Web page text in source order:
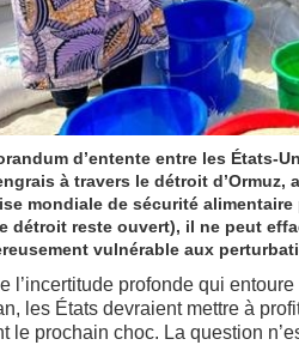
d’entente entre les États-
à travers le détroit
mondiale de sécurité
détroit reste ouvert), il ne peut
vulnérable aux
l’incertitude profonde qui
les États devraient mettre à
le prochain choc. La question